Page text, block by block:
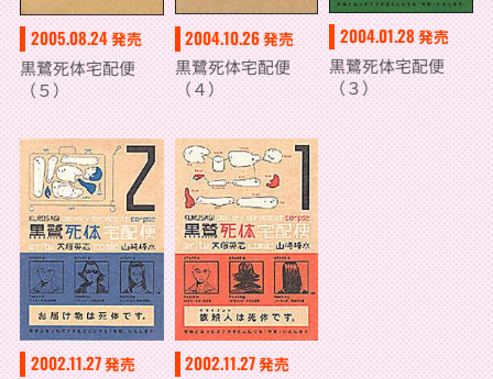
2005.08.24発売
黒鷺死体宅配便
（５）
2004.10.26発売
黒鷺死体宅配便
（４）
2004.01.28 発売
黒鷺死体宅配便
（３）
2002.11.27発売 2002.11.27発売